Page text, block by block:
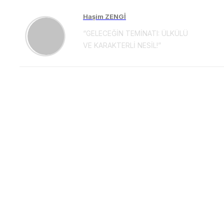
Haşim ZENGİ
“GELECEĞİN TEMİNATI: ÜLKÜLÜ
VE KARAKTERLİ NESİL!”